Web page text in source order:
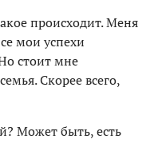
происходит. Меня
мои успехи
стоит мне
Скорее всего,
Может быть, есть